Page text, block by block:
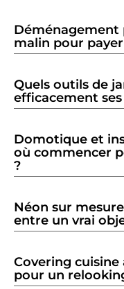
Déménagement
malin pour
Quels outils de
efficacement
Domotique et
où commencer
?
Néon sur
entre un vrai
Covering
pour un